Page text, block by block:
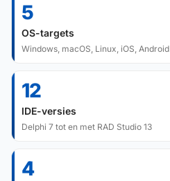
5
OS-targets
Windows, macOS, Linux, iOS, Android
12
IDE-versies
Delphi 7 tot en met RAD Studio 13
4